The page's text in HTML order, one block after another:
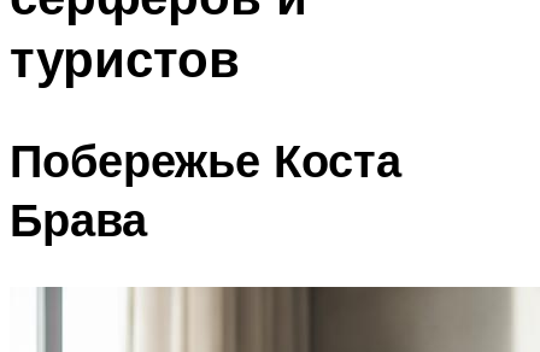
туристов
Побережье Коста
Брава